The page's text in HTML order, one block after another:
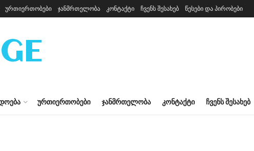
ურთიერთობები ჯანმრთელობა კონტაქტი ჩვენს შესახებ წესები და პირობები
ᲣᲠᲗᲘᲔᲠᲗᲝᲑᲔᲑᲘ ᲯᲐᲜᲛᲠᲗᲔᲚᲝᲑᲐ ᲙᲝᲜᲢᲐᲥᲢᲘ ᲩᲕᲔᲜᲡ ᲨᲔᲡᲐᲮᲔᲑ